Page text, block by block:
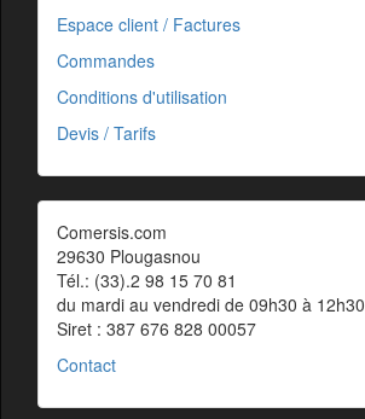
Espace client / Factures
Commandes
Conditions d'utilisation
Devis / Tarifs
Comersis.com
29630 Plougasnou
Tél.: (33).2 98 15 70 81
du mardi au vendredi de 09h30 à 12h30
Siret : 387 676 828 00057
Contact